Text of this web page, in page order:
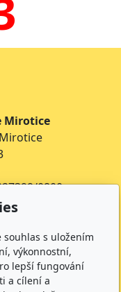
Mirotice
0800
0800
školy
pro předškolní
s uložením
výkonnostní,
lepší fungování
a cílení a